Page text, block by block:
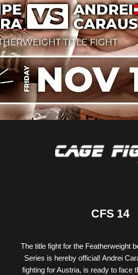
CFS 14
The title fight for the Featherweight
Series is hereby official! Andrei
fighting for Austria, is ready to face